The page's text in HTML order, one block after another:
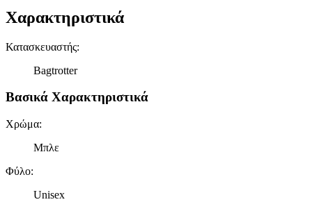
Χαρακτηριστικά
Κατασκευαστής:
Bagtrotter
Βασικά Χαρακτηριστικά
Χρώμα:
Μπλε
Φύλο:
Unisex